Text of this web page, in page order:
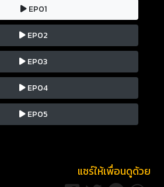
EP01
EP02
EP03
EP04
EP05
แชร์ให้เพื่อนดูด้วย